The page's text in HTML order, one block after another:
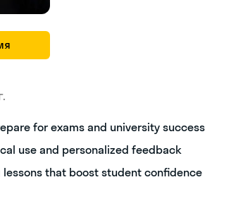
for exams and university success
use and personalized feedback
lessons that boost student confidence